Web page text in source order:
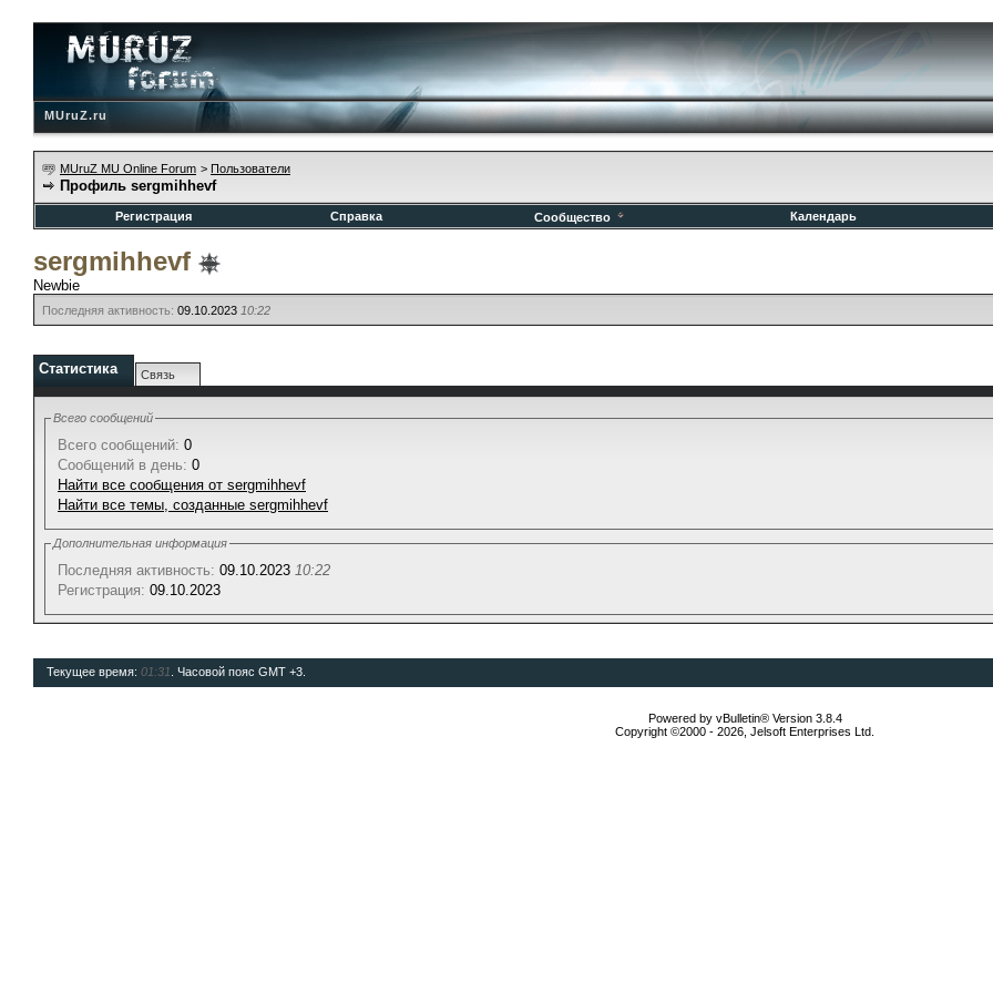
MUruZ.ru
MUruZ MU Online Forum > Пользователи
Профиль sergmihhevf
Регистрация
Справка Сообщество Календарь
sergmihhevf
Newbie
Последняя активность: 09.10.2023 10:22
Статистика Связь
Всего сообщений
Всего сообщений: 0
Сообщений в день: 0
Найти все сообщения от sergmihhevf
Найти все темы, созданные sergmihhevf
Дополнительная информация
Последняя активность: 09.10.2023 10:22
Регистрация: 09.10.2023
Текущее время: 01:31 . Часовой пояс GMT +3.
Powered by vBulletin® Version 3.8.4
Copyright ©2000 - 2026, Jelsoft Enterprises Ltd.